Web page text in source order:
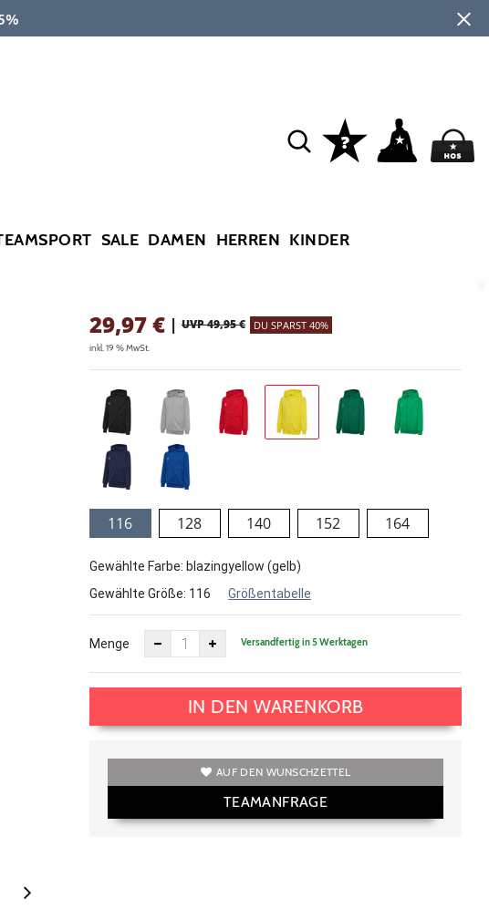
SALE DAMEN HERREN KINDER
29,97€ | UVP 49,95 € DU SPARST 40%
inkl. 19 % MwSt.
116 128 140 152 164
Gewählte Farbe: blazingyellow (gelb)
Gewählte Größe: 116 Größentabelle
Menge Versandfertig in 5 Werktagen
IN DEN WARENKORB
AUF DEN WUNSCHZETTEL
TEAMANFRAGE